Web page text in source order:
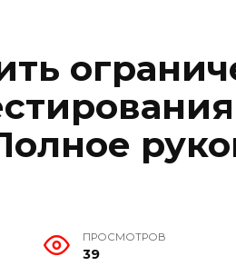
ПРОСМОТРОВ
39